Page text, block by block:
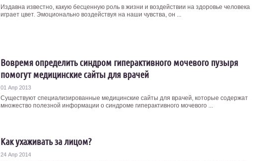
Издавна известно, какую бесценную роль в жизни и воздействии на здоровье человека
играет цвет. Эмоционально воздействуя на наши чувства, он ...
Вовремя определить синдром гиперактивного мочевого пузыря
помогут медицинские сайты для врачей
01 Апр 2013
Существуют специализированные медицинские сайты для врачей, которые содержат
множество полезной информации о синдроме гиперактивного мочевого ...
Как ухаживать за лицом?
24 Апр 2014